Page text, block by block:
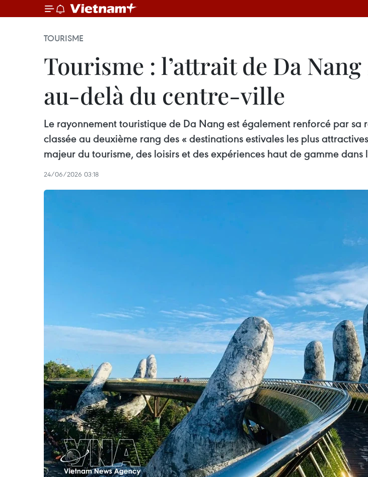
TOURISME
Tourisme : l’attrait de Da
au-delà du centre-ville
Le rayonnement touristique de Da Nang est également renforcé par
classée au deuxième rang des « destinations estivales les plus
majeur du tourisme, des loisirs et des expériences haut de gamme dans
24/06/2026 03:18